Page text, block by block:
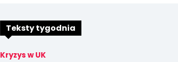
Teksty tygodnia
Kryzys w UK